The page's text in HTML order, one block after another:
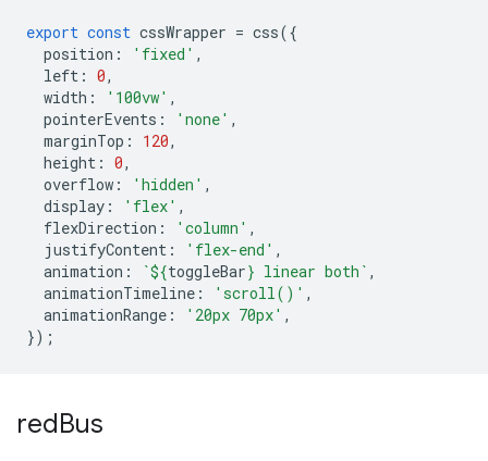
export const cssWrapper = css({
position : 'fixed' ,
left : 0,
width : '100vw' ,
pointerEvents : 'none' ,
marginTop : 120,
height : 0,
overflow : 'hidden' ,
display : 'flex' ,
flexDirection : 'column' ,
justifyContent : 'flex-end' ,
animation : `${toggleBar} linear both` ,
animationTimeline : 'scroll()' ,
animationRange : '20px 70px' ,
});
redBus